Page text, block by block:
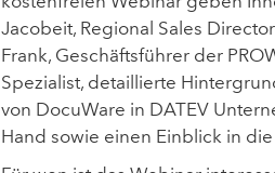
Jacobeit, Regional Sales
Frank, Geschäftsführer der
Spezialist, detaillierte
von DocuWare in DATEV
Hand sowie einen Einblick in